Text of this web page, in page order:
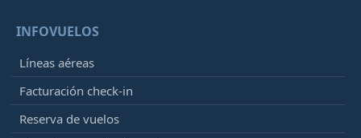
INFOVUELOS
Líneas aéreas
Facturación check-in
Reserva de vuelos